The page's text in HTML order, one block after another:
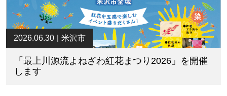
2026.06.30 米沢市
「最上川源流よねざわ紅花まつり2026」を開催
します